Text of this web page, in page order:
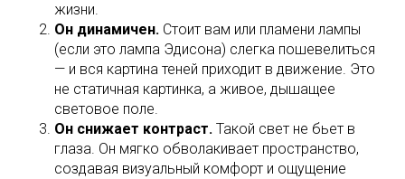
жизни.
Он динамичен. Стоит вам или пламени лампы
(если это лампа Эдисона) слегка пошевелиться
— и вся картина теней приходит в движение. Это
не статичная картинка, а живое, дышащее
световое поле.
Он снижает контраст. Такой свет не бьет в
глаза. Он мягко обволакивает пространство,
создавая визуальный комфорт и ощущение